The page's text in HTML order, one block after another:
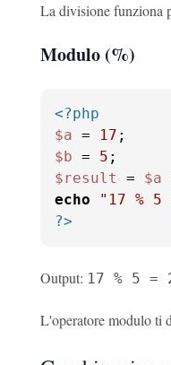
La divisione funziona
Modulo (%)
<?php
$a = 17
$b = 5
$result
= $a
echo
"17 % 5
?>
Output: 17 % 5 =
L'operatore modulo ti